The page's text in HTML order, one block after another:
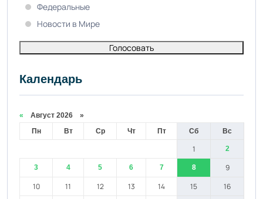
Федеральные
Новости в Мире
Голосовать
Календарь
« Август 2026 »
Пн
Вт Ср Чт Пт Сб Вс
1 2
3 4 5 6 7 8
9
10
11 12 13 14 15
16